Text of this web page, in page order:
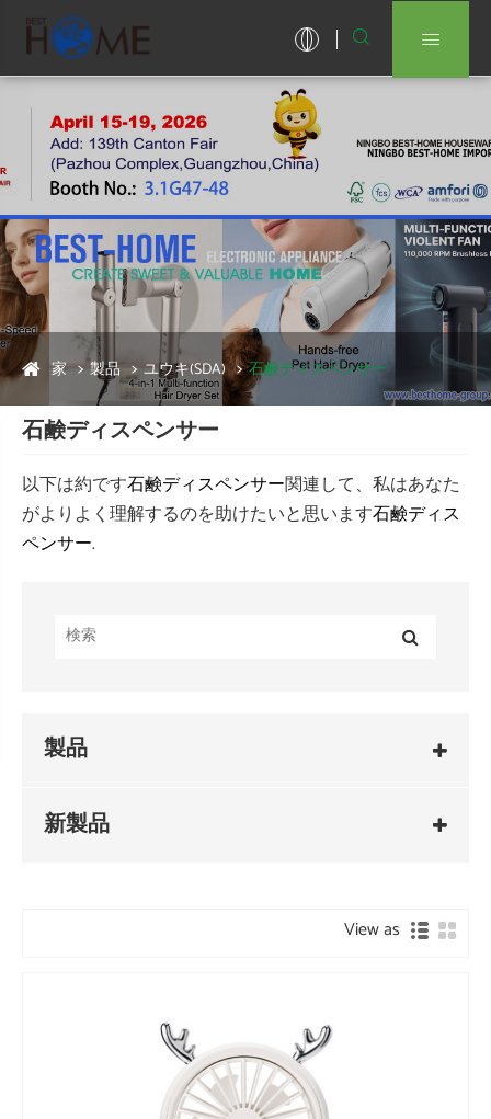
 
家 製品 ユウキ(SDA) 石鹸ディスペンサー
石鹸ディスペンサー
以下は約です石鹸ディスペンサー関連して、私はあなた
がよりよく理解するのを助けたいと思います石鹸ディス
ペンサー.
製品
新製品
View as